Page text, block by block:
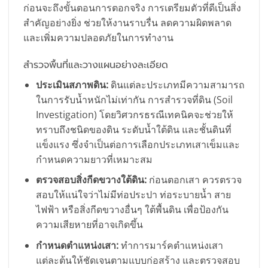
ก่อนจะถึงขั้นตอนการตอกจริง การเตรียมตัวที่ดีเป็นสิ่ง
สำคัญอย่างยิ่ง ช่วยให้งานราบรื่น ลดความผิดพลาด
และเพิ่มความปลอดภัยในการทำงาน
สำรวจพื้นที่และวางแผนอย่างละเอียด
ประเมินสภาพดิน:ดินแต่ละประเภทมีความสามารถ
ในการรับน้ำหนักไม่เท่ากัน การสำรวจที่ดิน (Soil
Investigation) โดยวิศวกรธรณีเทคนิคจะช่วยให้
ทราบถึงชนิดของดิน ระดับน้ำใต้ดิน และชั้นดินที่
แข็งแรง ซึ่งจำเป็นต่อการเลือกประเภทเสาเข็มและ
กำหนดความยาวที่เหมาะสม
ตรวจสอบสิ่งกีดขวางใต้ดิน:ก่อนตอกเสา ควรตรวจ
สอบให้แน่ใจว่าไม่มีท่อประปา ท่อระบายน้ำ สาย
ไฟฟ้า หรือสิ่งกีดขวางอื่นๆ ใต้พื้นดิน เพื่อป้องกัน
ความเสียหายที่อาจเกิดขึ้น
กำหนดตำแหน่งเสา:ทำการมาร์คตำแหน่งเสา
แต่ละต้นให้ชัดเจนตามแบบก่อสร้าง และตรวจสอบ